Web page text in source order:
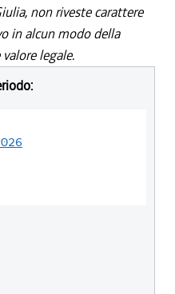
non riveste carattere
in alcun modo della
legale.